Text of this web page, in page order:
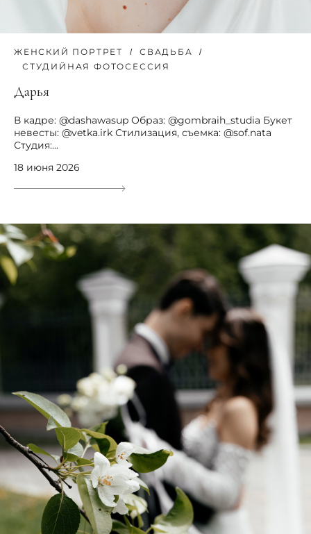
ЖЕНСКИЙ ПОРТРЕТ
СВАДЬБА
СТУДИЙНАЯ ФОТОСЕССИЯ
Дарья
В кадре: @dashawasup Образ: @gombraih_studia Букет
невесты: @vetka.irk Стилизация, съемка: @sof.nata
Студия:...
18 июня 2026